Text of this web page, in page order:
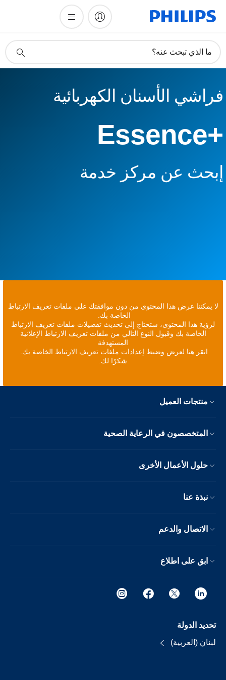
دعم
ما الذي تبحث عنه؟
فراشي الأسنان الكهربائية
Essence+‎
إبحث عن مركز خدمة
لا يمكننا عرض هذا المحتوى من دون موافقتك على ملفات تعريف الارتباط
الخاصة بك.
لرؤية هذا المحتوى، ستحتاج إلى تحديث تفضيلات ملفات تعريف الارتباط
الخاصة بك وقبول النوع التالي من ملفات تعريف الارتباط الإعلانية
المستهدفة
انقر هنا لعرض وضبط إعدادات ملفات تعريف الارتباط الخاصة بك.
شكرًا لك.
منتجات العميل
المتخصصون في الرعاية الصحية
حلول الأعمال الأخرى
نبذة عنا
الاتصال والدعم
ابق على اطلاع
تحديد الدولة
لبنان (العربية)